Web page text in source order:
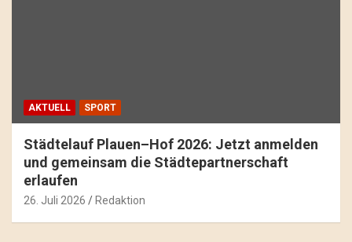
AKTUELL SPORT
Städtelauf Plauen–Hof 2026: Jetzt anmelden
und gemeinsam die Städtepartnerschaft
erlaufen
26. Juli 2026 Redaktion